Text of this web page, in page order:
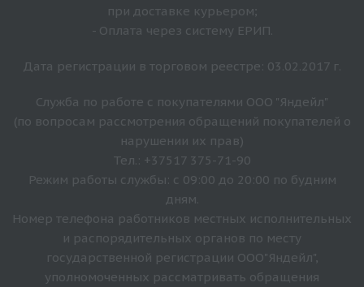
при доставке курьером;
- Оплата через систему ЕРИП.
Дата регистрации в торговом реестре: 03.02.2017 г.
Служба по работе с покупателями ООО "Яндейл"
(по вопросам рассмотрения обращений покупателей о
нарушении их прав)
Тел.: +37517 375-71-90
Режим работы службы: с 09:00 до 20:00 по будним
дням.
Номер телефона работников местных исполнительных
и распорядительных органов по месту
государственной регистрации ООО"Яндейл",
уполномоченных рассматривать обращения